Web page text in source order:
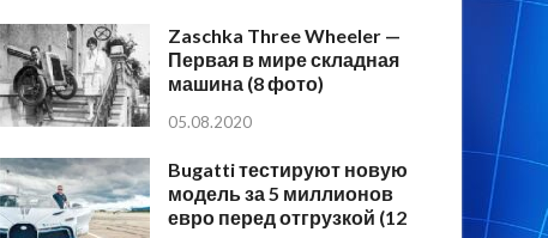
Zaschka Three Wheeler —
Первая в мире складная
машина (8 фото)
05.08.2020
Bugatti тестируют новую
модель за 5 миллионов
евро перед отгрузкой (12